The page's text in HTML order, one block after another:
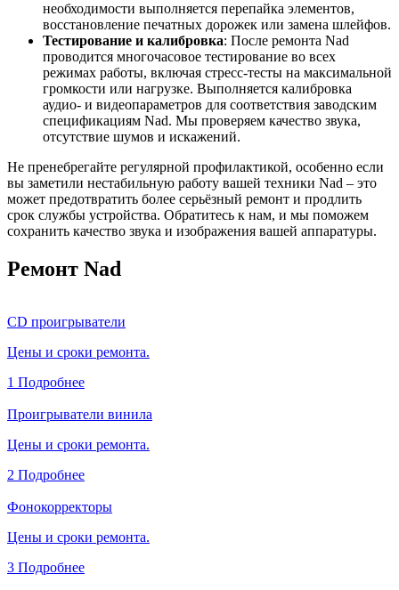
необходимости выполняется перепайка элементов,
восстановление печатных дорожек или замена шлейфов.
Тестирование и калибровка: После ремонта Nad
проводится многочасовое тестирование во всех
режимах работы, включая стресс-тесты на максимальной
громкости или нагрузке. Выполняется калибровка
аудио- и видеопараметров для соответствия заводским
спецификациям Nad. Мы проверяем качество звука,
отсутствие шумов и искажений.
Не пренебрегайте регулярной профилактикой, особенно если
вы заметили нестабильную работу вашей техники Nad – это
может предотвратить более серьёзный ремонт и продлить
срок службы устройства. Обратитесь к нам, и мы поможем
сохранить качество звука и изображения вашей аппаратуры.
Ремонт Nad
CD проигрыватели
Цены и сроки ремонта.
1 Подробнее
Проигрыватели винила
Цены и сроки ремонта.
2 Подробнее
Фонокорректоры
Цены и сроки ремонта.
3 Подробнее